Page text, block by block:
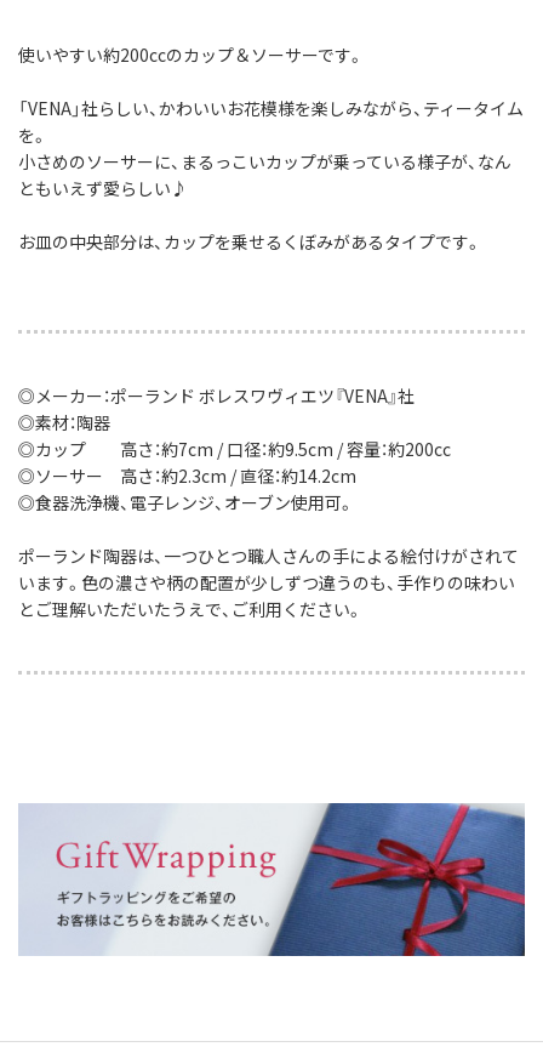
使いやすい約200ccのカップ＆ソーサーです。
「VENA」社らしい、かわいいお花模様を楽しみながら、ティータイム
を。
小さめのソーサーに、まるっこいカップが乗っている様子が、なん
ともいえず愛らしい♪
お皿の中央部分は、カップを乗せるくぼみがあるタイプです。
◎メーカー：ポーランド ボレスワヴィエツ『VENA』社
◎素材：陶器
◎カップ 高さ：約7cm / 口径：約9.5cm / 容量：約200cc
◎ソーサー 高さ：約2.3cm / 直径：約14.2cm
◎食器洗浄機、電子レンジ、オーブン使用可。
ポーランド陶器は、一つひとつ職人さんの手による絵付けがされて
います。色の濃さや柄の配置が少しずつ違うのも、手作りの味わい
とご理解いただいたうえで、ご利用ください。